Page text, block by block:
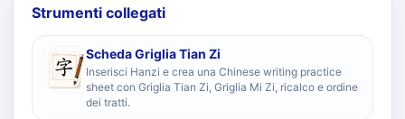
Strumenti collegati
Scheda Griglia Tian Zi
Inserisci Hanzi e crea una Chinese writing practice
sheet con Griglia Tian Zi, Griglia Mi Zi, ricalco e ordine
dei tratti.